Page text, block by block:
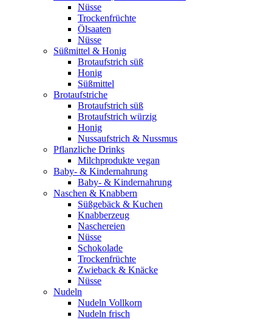
Nüsse
Trockenfrüchte
Ölsaaten
Nüsse
Süßmittel & Honig
Brotaufstrich süß
Honig
Süßmittel
Brotaufstriche
Brotaufstrich süß
Brotaufstrich würzig
Honig
Nussaufstrich & Nussmus
Pflanzliche Drinks
Milchprodukte vegan
Baby- & Kindernahrung
Baby- & Kindernahrung
Naschen & Knabbern
Süßgebäck & Kuchen
Knabberzeug
Naschereien
Nüsse
Schokolade
Trockenfrüchte
Zwieback & Knäcke
Nüsse
Nudeln
Nudeln Vollkorn
Nudeln frisch